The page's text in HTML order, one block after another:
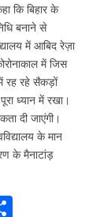
कि बिहार के
बनाने से
में आबिद रेज़ा
में जिस
रह रहे सैकड़ों
ध्यान में रखा।
दी जाएंगी।
के मान
के मैनाटांड़
S